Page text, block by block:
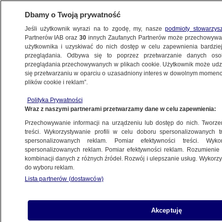
ŚWIAT
drive-thru w Polsce, protesty na granicy
i ramadan w cieniu pandemii
26.04.2020, 05:26
Udostępnij
Dbamy o Twoją prywatność
Jeśli użytkownik wyrazi na to zgodę, my, naszepodmioty
Partnerów IAB oraz30 innych Zaufanych Partnerów może
użytkownika i uzyskiwać do nich dostęp w celu zapewnienia
przeglądania. Odbywa się to poprzez przetwarzanie danych
przeglądania przechowywanych w plikach cookie. Użytkownik może
się przetwarzaniu w oparciu o uzasadniony interes w dowolnym
plików cookie i reklam”.
Polityka Prywatności
Wraz z naszymi partnerami przetwarzamy dane w celu zapewnienia:
Przechowywanie informacji na urządzeniu lub dostęp do nich.
treści. Wykorzystywanie profili w celu doboru spersonalizowanych
spersonalizowanych reklam. Pomiar efektywności treści.
spersonalizowanych reklam. Pomiar efektywności reklam.
kombinacji danych z różnych źródeł. Rozwój i ulepszanie usług.
do wyboru reklam.
Lista partnerów (dostawców)
Akceptuję